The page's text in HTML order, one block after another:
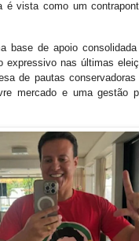
é vista como um
base de apoio
expressivo nas últimas
de pautas
mercado e uma gestão